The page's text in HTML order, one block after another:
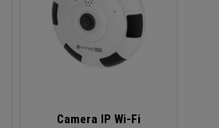
Camera IP Wi-Fi